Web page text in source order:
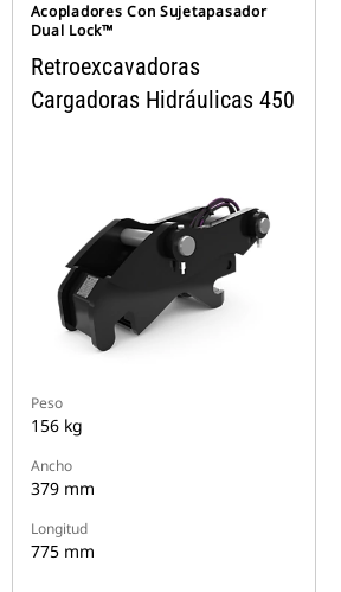
Acopladores Con Sujetapasador
Dual Lock™
Retroexcavadoras
Cargadoras Hidráulicas 450
Peso
156 kg
Ancho
379 mm
Longitud
775 mm